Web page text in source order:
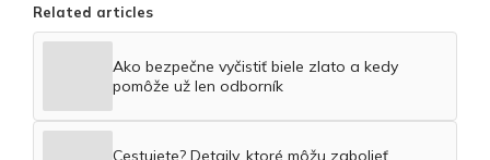
Related articles
Ako bezpečne vyčistiť biele zlato a kedy
pomôže už len odborník
Cestujete? Detaily, ktoré môžu zabolieť